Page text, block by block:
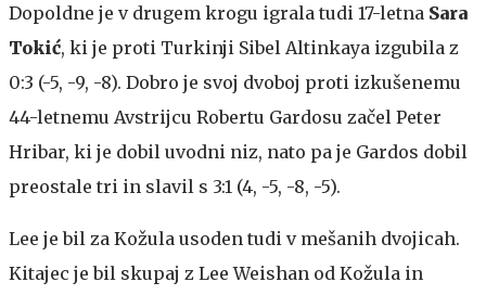
Dopoldne je v drugem krogu igrala tudi 17-letna Sara
Tokić, ki je proti Turkinji Sibel Altinkaya izgubila z
0:3 (-5, -9, -8). Dobro je svoj dvoboj proti izkušenemu
44-letnemu Avstrijcu Robertu Gardosu začel Peter
Hribar, ki je dobil uvodni niz, nato pa je Gardos dobil
preostale tri in slavil s 3:1 (4, -5, -8, -5).
Lee je bil za Kožula usoden tudi v mešanih dvojicah.
Kitajec je bil skupaj z Lee Weishan od Kožula in